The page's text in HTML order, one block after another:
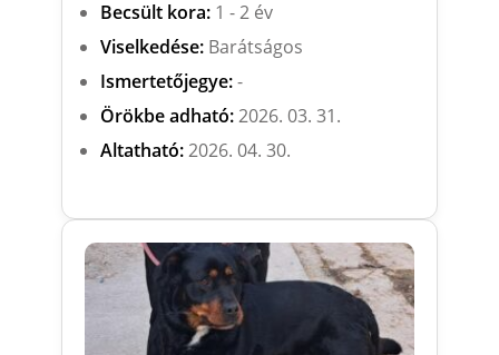
Becsült kora:1 - 2 év
Viselkedése:Barátságos
Ismertetőjegye:-
Örökbe adható:2026. 03. 31.
Altatható:2026. 04. 30.